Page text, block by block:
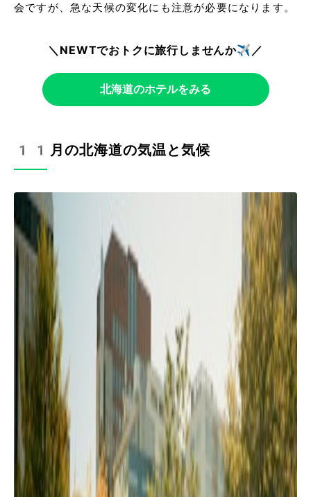
会ですが、急な天候の変化にも注意が必要になります。
＼NEWTでおトクに旅行しませんか✈️／
北海道のホテルをみる
11月の北海道の気温と気候